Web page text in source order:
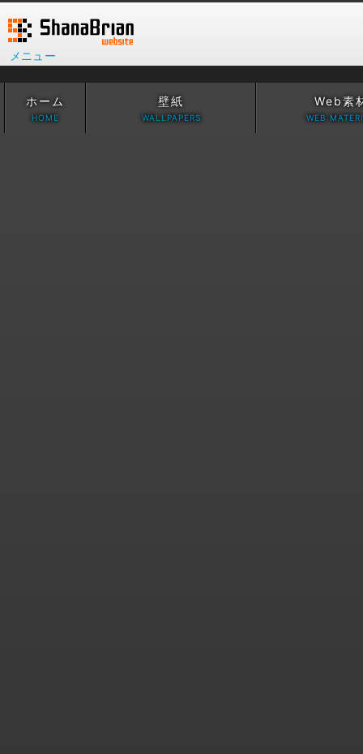
メニュー
ホーム 壁紙 Web素